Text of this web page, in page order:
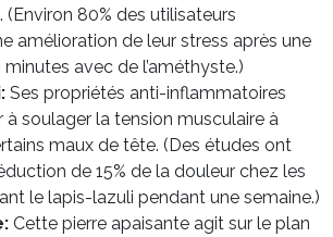
80% des utilisateurs
amélioration de leur stress après une
avec de l’améthyste.)
Ses propriétés anti-inflammatoires
à soulager la tension musculaire à
maux de tête. (Des études ont
de 15% de la douleur chez les
le lapis-lazuli pendant une semaine.)
Cette pierre apaisante agit sur le plan